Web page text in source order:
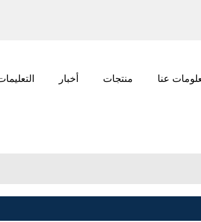
عنا منتجات أخبار